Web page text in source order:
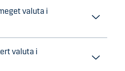
valuta i
valuta i